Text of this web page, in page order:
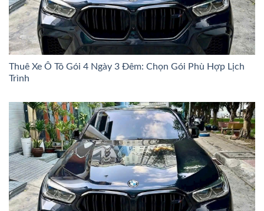
Thuê Xe Ô Tô Gói 4 Ngày 3 Đêm: Chọn Gói Phù Hợp Lịch
Trình